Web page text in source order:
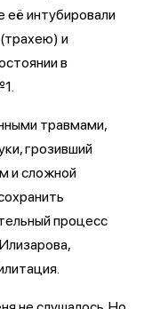
её интубировали
и
в
травмами,
грозивший
и сложной
процесс